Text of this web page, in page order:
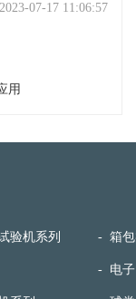
07-17 11:06:57
用
验机系列 -箱
- 电